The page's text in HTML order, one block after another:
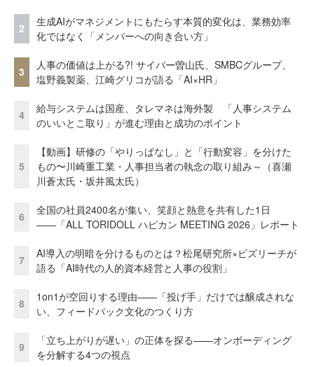
2
生成AIがマネジメントにもたらす本質的変化は、業務効率
化ではなく「メンバーへの向き合い方」
3
人事の価値は上がる?! サイバー曽山氏、SMBCグループ、
塩野義製薬、江崎グリコが語る「AI×HR」
4
給与システムは国産、タレマネは海外製 「人事システム
のいいとこ取り」が進む理由と成功のポイント
5
【動画】研修の「やりっぱなし」と「行動変容」を分けた
もの〜川崎重工業・人事担当者の執念の取り組み～（喜瀬
川蒼太氏・坂井風太氏）
6
全国の社員2400名が集い、笑顔と熱意を共有した1日
――「ALL TORIDOLL ハピカン MEETING 2026」レポート
7
AI導入の明暗を分けるものとは？松尾研究所×ビズリーチが
語る「AI時代の人的資本経営と人事の役割」
8
1on1が空回りする理由——「投げ手」だけでは醸成されな
い、フィードバック文化のつくり方
9
「立ち上がりが遅い」の正体を探る——オンボーディング
を分解する4つの視点